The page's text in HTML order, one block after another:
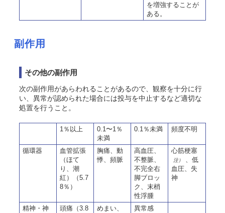
を増強することが
ある。
副作用
その他の副作用
次の副作用があらわれることがあるので、観察を十分に行
い、異常が認められた場合には投与を中止するなど適切な
処置を行うこと。
1％以上
0.1〜1％
未満
0.1％未満 頻度不明
循環器
血管拡張
（ほて
り、潮
紅）（5.7
8％）
胸痛、動
悸、頻脈
高血圧、
不整脈、
不完全右
脚ブロッ
ク、末梢
性浮腫
心筋梗塞
注）
、低
血圧、失
神
精神・神 頭痛（3.8 めまい、 異常感